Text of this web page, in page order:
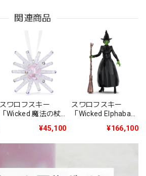
関連商品
スワロフスキー
「Wicked 魔法の杖
¥45,100
スワロフスキー
「Wicked Elphaba
バ・スロップ」¥166,100